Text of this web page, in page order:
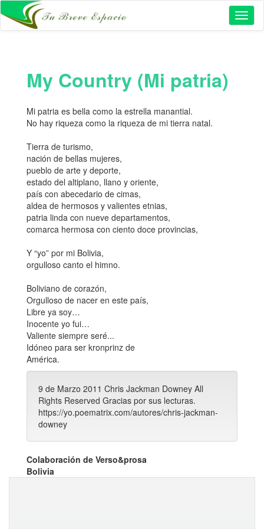
My Country (Mi patria)
Mi patria es bella como la estrella manantial.
No hay riqueza como la riqueza de mi tierra natal.
Tierra de turismo,
nación de bellas mujeres,
pueblo de arte y deporte,
estado del altiplano, llano y oriente,
país con abecedario de cimas,
aldea de hermosos y valientes etnias,
patria linda con nueve departamentos,
comarca hermosa con ciento doce provincias,
Y “yo” por mi Bolivia,
orgulloso canto el himno.
Boliviano de corazón,
Orgulloso de nacer en este país,
Libre ya soy…
Inocente yo fui…
Valiente siempre seré...
Idóneo para ser kronprinz de
América.
9 de Marzo 2011 Chris Jackman Downey All
Rights Reserved Gracias por sus lecturas.
https://yo.poematrix.com/autores/chris-jackman-
downey
Colaboración de Verso&prosa
Bolivia